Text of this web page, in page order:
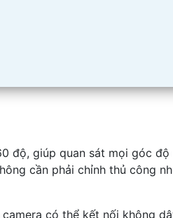
độ, giúp quan sát mọi góc
cần phải chỉnh thủ công
có thể kết nối không